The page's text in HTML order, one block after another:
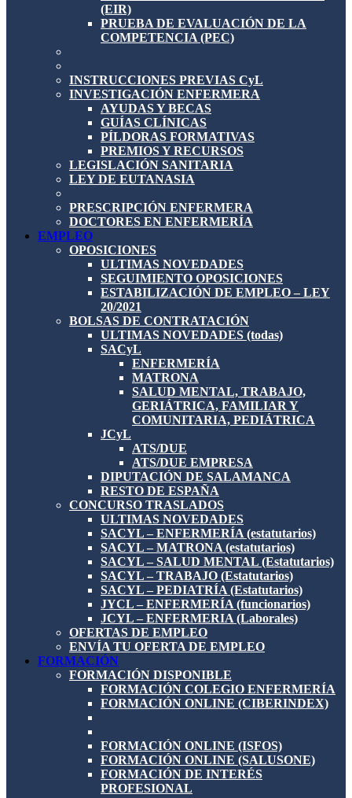
(EIR)
PRUEBA DE EVALUACIÓN DE LA
COMPETENCIA (PEC)
INSTRUCCIONES PREVIAS CyL
INVESTIGACIÓN ENFERMERA
AYUDAS Y BECAS
GUÍAS CLÍNICAS
PÍLDORAS FORMATIVAS
PREMIOS Y RECURSOS
LEGISLACIÓN SANITARIA
LEY DE EUTANASIA
PRESCRIPCIÓN ENFERMERA
DOCTORES EN ENFERMERÍA
EMPLEO
OPOSICIONES
ULTIMAS NOVEDADES
SEGUIMIENTO OPOSICIONES
ESTABILIZACIÓN DE EMPLEO – LEY
20/2021
BOLSAS DE CONTRATACIÓN
ULTIMAS NOVEDADES (todas)
SACyL
ENFERMERÍA
MATRONA
SALUD MENTAL, TRABAJO,
GERIÁTRICA, FAMILIAR Y
COMUNITARIA, PEDIÁTRICA
JCyL
ATS/DUE
ATS/DUE EMPRESA
DIPUTACIÓN DE SALAMANCA
RESTO DE ESPAÑA
CONCURSO TRASLADOS
ULTIMAS NOVEDADES
SACYL – ENFERMERÍA (estatutarios)
SACYL – MATRONA (estatutarios)
SACYL – SALUD MENTAL (Estatutarios)
SACYL – TRABAJO (Estatutarios)
SACYL – PEDIATRÍA (Estatutarios)
JYCL – ENFERMERÍA (funcionarios)
JCYL – ENFERMERIA (Laborales)
OFERTAS DE EMPLEO
ENVÍA TU OFERTA DE EMPLEO
FORMACIÓN
FORMACIÓN DISPONIBLE
FORMACIÓN COLEGIO ENFERMERÍA
FORMACIÓN ONLINE (CIBERINDEX)
FORMACIÓN ONLINE (ISFOS)
FORMACIÓN ONLINE (SALUSONE)
FORMACIÓN DE INTERÉS
PROFESIONAL